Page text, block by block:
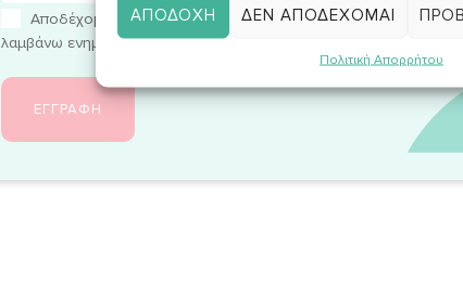
ΑΠΟΔΟΧΉ ΔΕΝ ΑΠΟΔΈΧΟΜΑΙ
Πολιτική Απορρήτου
Αποδέχομαι την Πολιτική Απορρήτουκαι επιθυμώ να
λαμβάνω ενημερωτικό υλικό σχετικά με συνταγές, νέα, άρθρα κα.